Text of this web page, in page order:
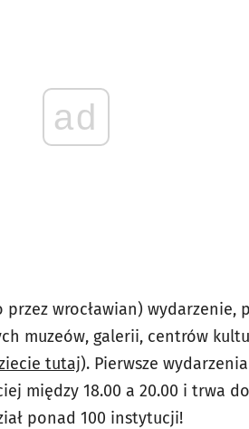
ad
wrocławian) wydarzenie,
muzeów, galerii, centrów
tutaj). Pierwsze
między 18.00 a 20.00 i trwa
ponad 100 instytucji!